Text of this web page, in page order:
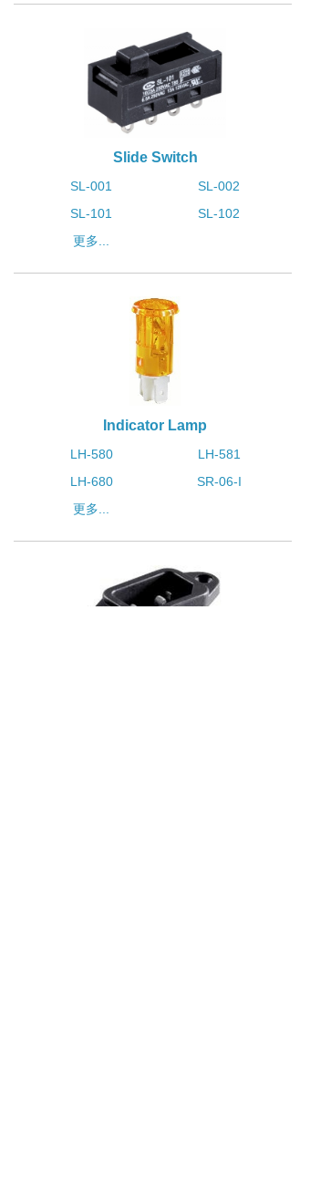
Slide Switch
SL-001
SL-002
SL-101
SL-102
更多...
Indicator Lamp
LH-580
LH-581
LH-680
SR-06-I
更多...